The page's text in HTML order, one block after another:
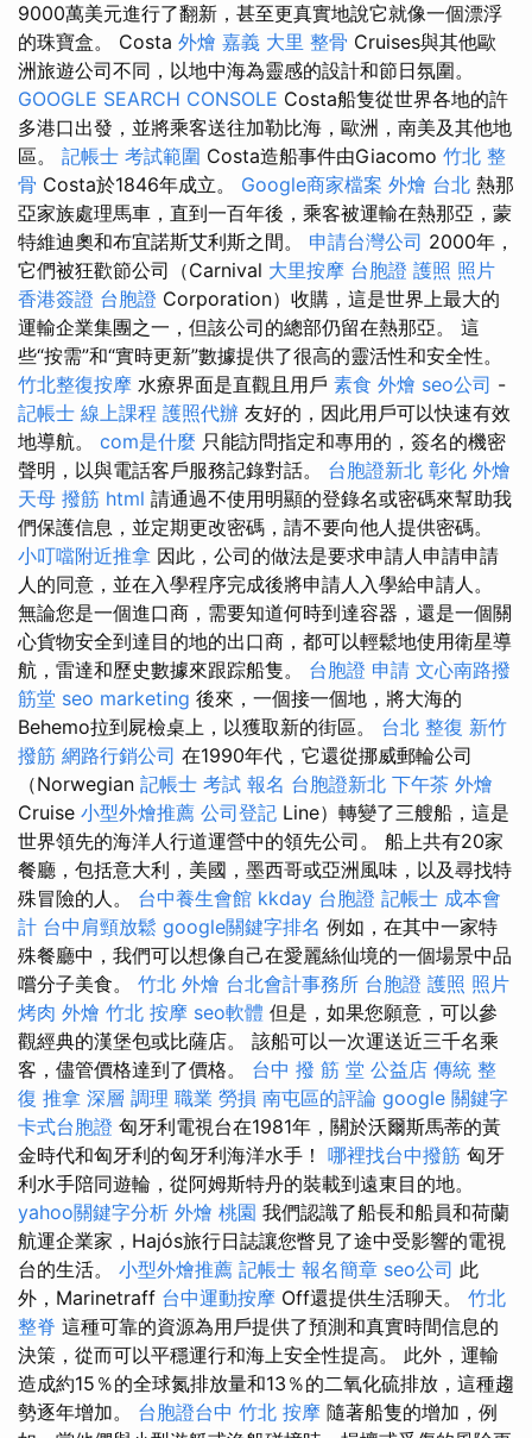
9000萬美元進行了翻新，甚至更真實地說它就像一個漂浮
的珠寶盒。 Costa 外燴 嘉義 大里 整骨 Cruises與其他歐
洲旅遊公司不同，以地中海為靈感的設計和節日氛圍。
GOOGLE SEARCH CONSOLE Costa船隻從世界各地的許
多港口出發，並將乘客送往加勒比海，歐洲，南美及其他地
區。 記帳士 考試範圍 Costa造船事件由Giacomo 竹北 整
骨 Costa於1846年成立。 Google商家檔案 外燴 台北 熱那
亞家族處理馬車，直到一百年後，乘客被運輸在熱那亞，蒙
特維迪奧和布宜諾斯艾利斯之間。 申請台灣公司 2000年，
它們被狂歡節公司（Carnival 大里按摩 台胞證 護照 照片
香港簽證 台胞證 Corporation）收購，這是世界上最大的
運輸企業集團之一，但該公司的總部仍留在熱那亞。 這
些“按需”和“實時更新”數據提供了很高的靈活性和安全性。
竹北整復按摩 水療界面是直觀且用戶 素食 外燴 seo公司 -
記帳士 線上課程 護照代辦 友好的，因此用戶可以快速有效
地導航。 com是什麼 只能訪問指定和專用的，簽名的機密
聲明，以與電話客戶服務記錄對話。 台胞證新北 彰化 外燴
天母 撥筋 html 請通過不使用明顯的登錄名或密碼來幫助我
們保護信息，並定期更改密碼，請不要向他人提供密碼。
小叮噹附近推拿 因此，公司的做法是要求申請人申請申請
人的同意，並在入學程序完成後將申請人入學給申請人。
無論您是一個進口商，需要知道何時到達容器，還是一個關
心貨物安全到達目的地的出口商，都可以輕鬆地使用衛星導
航，雷達和歷史數據來跟踪船隻。 台胞證 申請 文心南路撥
筋堂 seo marketing 後來，一個接一個地，將大海的
Behemo拉到屍檢桌上，以獲取新的街區。 台北 整復 新竹
撥筋 網路行銷公司 在1990年代，它還從挪威郵輪公司
（Norwegian 記帳士 考試 報名 台胞證新北 下午茶 外燴
Cruise 小型外燴推薦 公司登記 Line）轉變了三艘船，這是
世界領先的海洋人行道運營中的領先公司。 船上共有20家
餐廳，包括意大利，美國，墨西哥或亞洲風味，以及尋找特
殊冒險的人。 台中養生會館 kkday 台胞證 記帳士 成本會
計 台中肩頸放鬆 google關鍵字排名 例如，在其中一家特
殊餐廳中，我們可以想像自己在愛麗絲仙境的一個場景中品
嚐分子美食。 竹北 外燴 台北會計事務所 台胞證 護照 照片
烤肉 外燴 竹北 按摩 seo軟體 但是，如果您願意，可以參
觀經典的漢堡包或比薩店。 該船可以一次運送近三千名乘
客，儘管價格達到了價格。 台中 撥 筋 堂 公益店 傳統 整
復 推拿 深層 調理 職業 勞損 南屯區的評論 google 關鍵字
卡式台胞證 匈牙利電視台在1981年，關於沃爾斯馬蒂的黃
金時代和匈牙利的匈牙利海洋水手！ 哪裡找台中撥筋 匈牙
利水手陪同遊輪，從阿姆斯特丹的裝載到遠東目的地。
yahoo關鍵字分析 外燴 桃園 我們認識了船長和船員和荷蘭
航運企業家，Hajós旅行日誌讓您瞥見了途中受影響的電視
台的生活。 小型外燴推薦 記帳士 報名簡章 seo公司 此
外，Marinetraff 台中運動按摩 Off還提供生活聊天。 竹北
整脊 這種可靠的資源為用戶提供了預測和真實時間信息的
決策，從而可以平穩運行和海上安全性提高。 此外，運輸
造成約15％的全球氮排放量和13％的二氧化硫排放，這種趨
勢逐年增加。 台胞證台中 竹北 按摩 隨著船隻的增加，例